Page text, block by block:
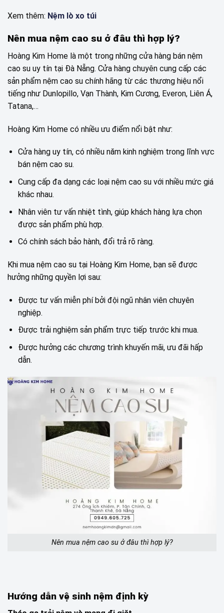
Xem thêm: Nệm lò xo túi
Nên mua nệm cao su ở đâu thì hợp lý?
Hoàng Kim Home là một trong những cửa hàng bán nệm
cao su uy tín tại Đà Nẵng. Cửa hàng chuyên cung cấp các
sản phẩm nệm cao su chính hãng từ các thương hiệu nổi
tiếng như Dunlopillo, Vạn Thành, Kim Cương, Everon, Liên Á,
Tatana,…
Hoàng Kim Home có nhiều ưu điểm nổi bật như:
Cửa hàng uy tín, có nhiều năm kinh nghiệm trong lĩnh vực
bán nệm cao su.
Cung cấp đa dạng các loại nệm cao su với nhiều mức giá
khác nhau.
Nhân viên tư vấn nhiệt tình, giúp khách hàng lựa chọn
được sản phẩm phù hợp.
Có chính sách bảo hành, đổi trả rõ ràng.
Khi mua nệm cao su tại Hoàng Kim Home, bạn sẽ được
hưởng những quyền lợi sau:
Được tư vấn miễn phí bởi đội ngũ nhân viên chuyên
nghiệp.
Được trải nghiệm sản phẩm trực tiếp trước khi mua.
Được hưởng các chương trình khuyến mãi, ưu đãi hấp
dẫn.
Nên mua nệm cao su ở đâu thì hợp lý?
Hướng dẫn vệ sinh nệm định kỳ